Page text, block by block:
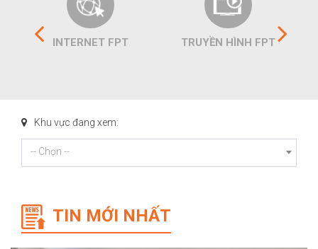
INTERNET FPT TRUYỀN HÌNH FPT
Khu vực đang xem:
-- Chọn --
TIN MỚI NHẤT